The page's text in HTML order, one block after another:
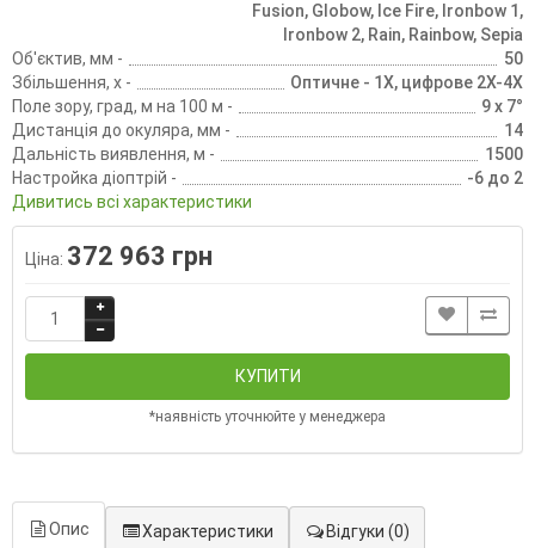
Fusion, Globow, Ice Fire, Ironbow 1,
Ironbow 2, Rain, Rainbow, Sepia
Об'єктив, мм -
50
Збільшення, х -
Оптичне - 1Х, цифрове 2Х-4Х
Поле зору, град, м на 100 м -
9 x 7°
Дистанція до окуляра, мм -
14
Дальність виявлення, м -
1500
Настройка діоптрій -
-6 до 2
Дивитись всі характеристики
Ціна: 372 963 грн
КУПИТИ
*наявність уточнюйте у менеджера
Опис Характеристики Відгуки (0)